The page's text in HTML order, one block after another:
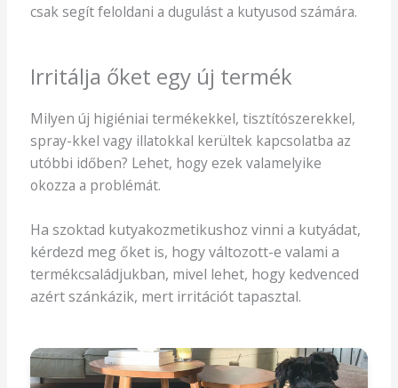
csak segít feloldani a dugulást a kutyusod számára.
Irritálja őket egy új termék
Milyen új higiéniai termékekkel, tisztítószerekkel,
spray-kkel vagy illatokkal kerültek kapcsolatba az
utóbbi időben? Lehet, hogy ezek valamelyike
okozza a problémát.
Ha szoktad kutyakozmetikushoz vinni a kutyádat,
kérdezd meg őket is, hogy változott-e valami a
termékcsaládjukban, mivel lehet, hogy kedvenced
azért szánkázik, mert irritációt tapasztal.